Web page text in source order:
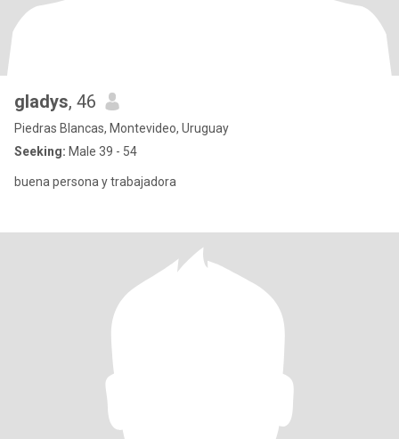
gladys, 46
Piedras Blancas, Montevideo, Uruguay
Seeking: Male 39 - 54
buena persona y trabajadora